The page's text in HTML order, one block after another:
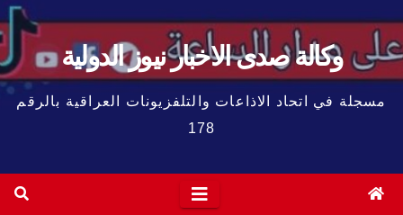
وكالة صدى الاخبار نيوز الدولية
مسجلة في اتحاد الاذاعات والتلفزيونات العراقية بالرقم
178